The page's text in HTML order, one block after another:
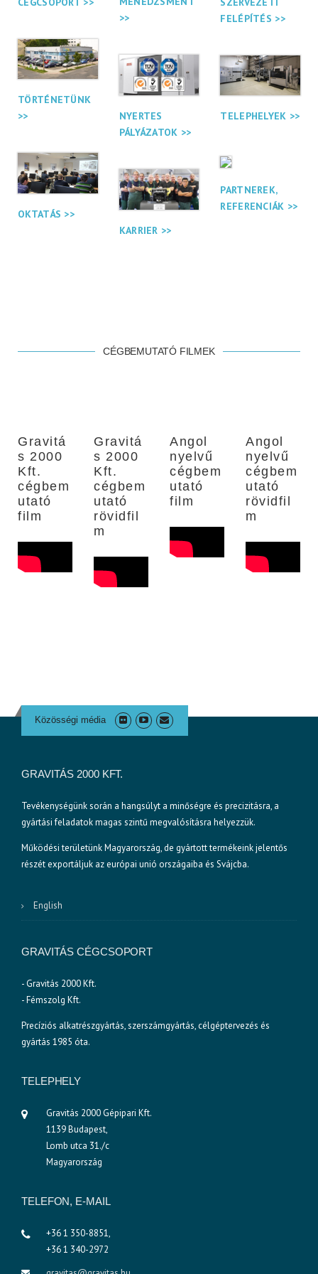
TÖRTÉNETÜNK
>>
OKTATÁS >>
>>
NYERTES
PÁLYÁZATOK >>
KARRIER >>
FELÉPÍTÉS >>
TELEPHELYEK >>
PARTNEREK,
REFERENCIÁK >>
CÉGBEMUTATÓ FILMEK
Gravitá
s 2000
Kft.
cégbem
utató
film
Gravitá
s 2000
Kft.
cégbem
utató
rövidfil
m
Angol
nyelvű
cégbem
utató
film
Angol
nyelvű
cégbem
utató
rövidfil
m
Közösségi média
GRAVITÁS 2000 KFT.
Tevékenységünk során a hangsúlyt a minőségre és precizitásra, a
gyártási feladatok magas szintű megvalósításra helyezzük.
Működési területünk Magyarország, de gyártott termékeink jelentős
részét exportáljuk az európai unió országaiba és Svájcba.
English
GRAVITÁS CÉGCSOPORT
- Gravitás 2000 Kft.
- Fémszolg Kft.
Precíziós alkatrészgyártás, szerszámgyártás, célgéptervezés és
gyártás 1985 óta.
TELEPHELY
Gravitás 2000 Gépipari Kft.
1139 Budapest,
Lomb utca 31./c
Magyarország
TELEFON, E-MAIL
+36 1 350-8851,
+36 1 340-2972